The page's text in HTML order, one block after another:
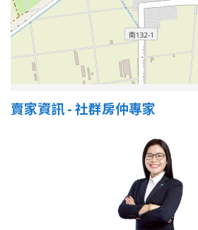
不拘
1房
2房 3房
賣家資訊 - 社群房仲專家